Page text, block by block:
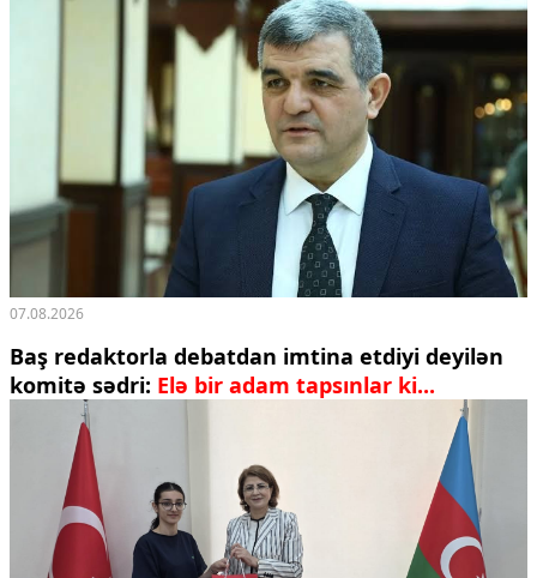
07.08.2026
Baş redaktorla debatdan imtina etdiyi deyilən
komitə sədri:
Elə bir adam tapsınlar ki...